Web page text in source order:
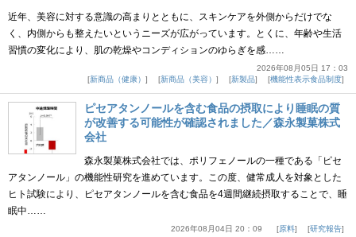
近年、美容に対する意識の高まりとともに、スキンケアを外側からだけでな
く、内側からも整えたいというニーズが広がっています。とくに、年齢や生活
習慣の変化により、肌の乾燥やコンディションのゆらぎを感……
2026年08月05日 17：03
新商品（健康）
新商品（美容） 新製品 機能性表示食品制度
ピセアタンノールを含む食品の摂取により睡眠の質
が改善する可能性が確認されました／森永製菓株式
会社
森永製菓株式会社では、ポリフェノールの一種である「ピセ
アタンノール」の機能性研究を進めています。この度、健常成人を対象とした
ヒト試験により、ピセアタンノールを含む食品を4週間継続摂取することで、睡
眠中……
2026年08月04日 20：09 原料 研究報告